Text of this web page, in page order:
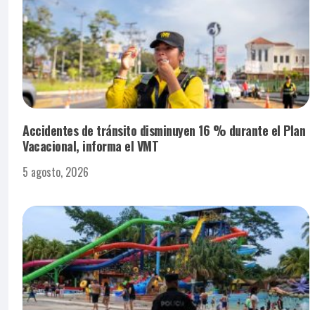
Accidentes de tránsito disminuyen 16 % durante el Plan
Vacacional, informa el VMT
5 agosto, 2026